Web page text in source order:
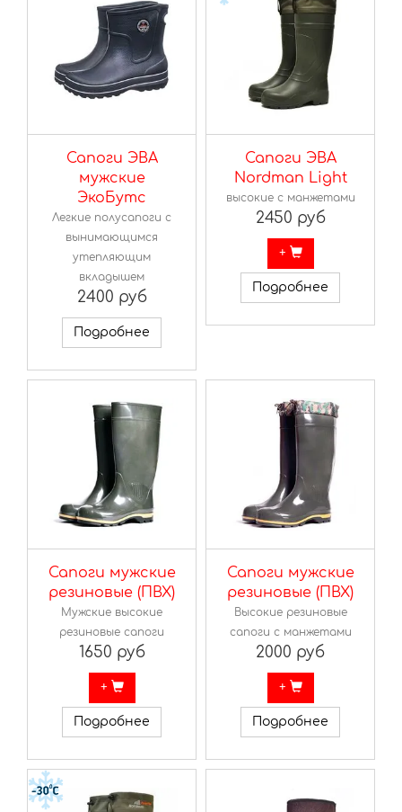
Сапоги ЭВА
мужские
ЭкоБутс
Легкие полусапоги с
вынимающимся
утепляющим
вкладышем
2400 руб
Подробнее
Сапоги ЭВА
Nordman Light
высокие с манжетами
2450 руб
+
Подробнее
Сапоги мужские
резиновые (ПВХ)
Мужские высокие
резиновые сапоги
1650 руб
+
Подробнее
Сапоги мужские
резиновые (ПВХ)
Высокие резиновые
сапоги с манжетами
2000 руб
+
Подробнее